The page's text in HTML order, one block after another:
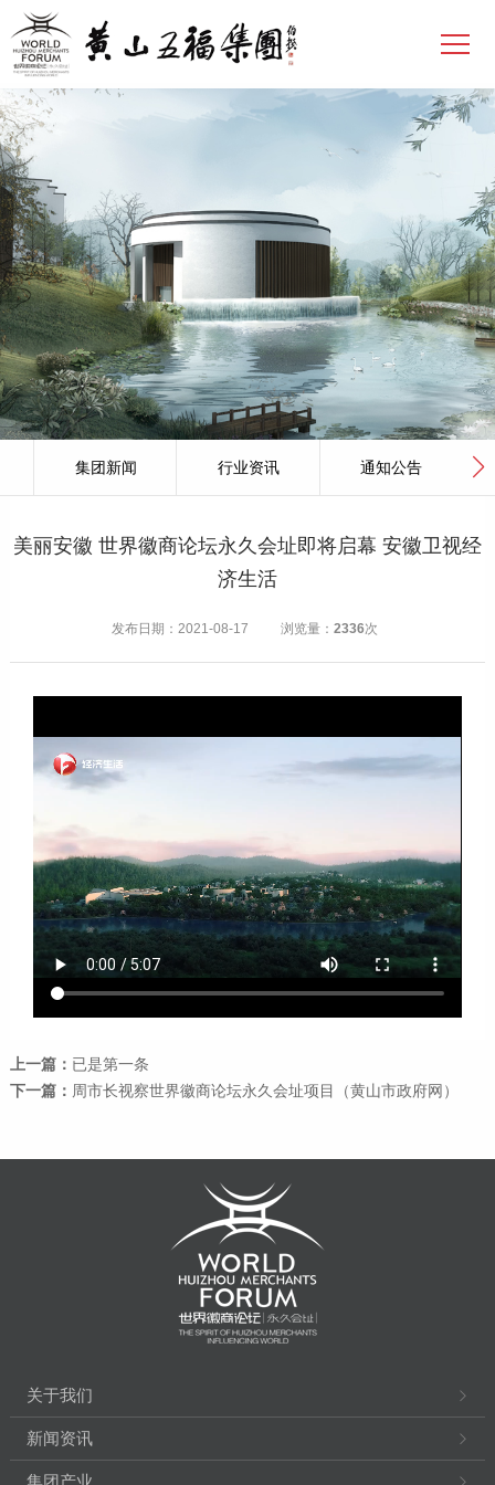
集团新闻 行业资讯 通知公告
美丽安徽 世界徽商论坛永久会址即将启幕 安徽卫视经
济生活
发布日期：2021-08-17 浏览量： 2336次
上一篇： 已是第一条
下一篇： 周市长视察世界徽商论坛永久会址项目（黄山市政府网）
关于我们
新闻资讯